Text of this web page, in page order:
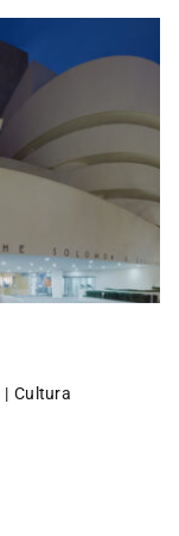
| Cultura